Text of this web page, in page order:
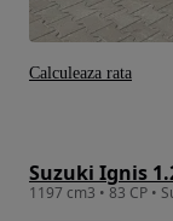
Suzuki Ignis
Calculeaza rata